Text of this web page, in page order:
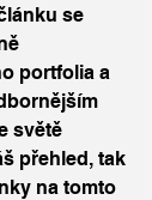
se
portfolia a
světě
přehled, tak
na tomto